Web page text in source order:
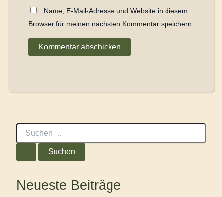
Name, E-Mail-Adresse und Website in diesem
Browser für meinen nächsten Kommentar speichern.
S
Neueste Beiträge